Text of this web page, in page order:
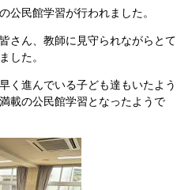
民館学習が行われました。
さん、教師に見守られながらとて
した。
く進んでいる子ども達もいたよう
載の公民館学習となったようで